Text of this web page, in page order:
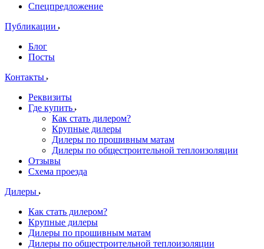
Спецпредложение
Публикации
Блог
Посты
Контакты
Реквизиты
Где купить
Как стать дилером?
Крупные дилеры
Дилеры по прошивным матам
Дилеры по общестроительной теплоизоляции
Отзывы
Схема проезда
Дилеры
Как стать дилером?
Крупные дилеры
Дилеры по прошивным матам
Дилеры по общестроительной теплоизоляции